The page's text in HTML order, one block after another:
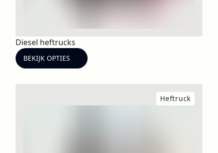
Diesel heftrucks
BEKIJK OPTIES
Heftruck